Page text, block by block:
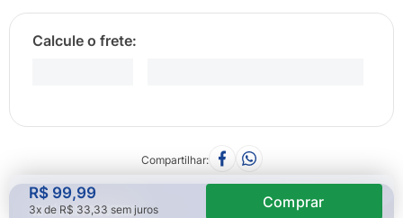
Compartilhar
R$ 99,99
3x de R$ 33,33 sem juros